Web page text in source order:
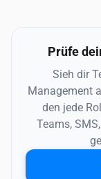
Prüfe
Sieh dir
Management
den jede
Teams,